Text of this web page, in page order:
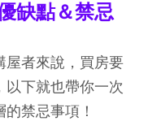
缺點＆禁忌
屋者來說，買房要
以下就也帶你一次
禁忌事項！